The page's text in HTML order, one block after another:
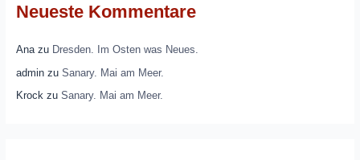
Neueste Kommentare
Anazu Dresden. Im Osten was Neues.
adminzu Sanary. Mai am Meer.
Krockzu Sanary. Mai am Meer.